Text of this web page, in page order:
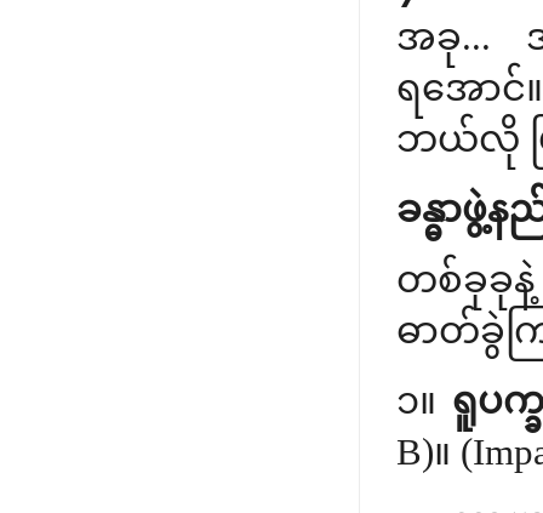
အခု...
ရအော
ဘယ်လို
ခန္ဓာဖွဲ့န
တစ်ခုခုနဲ့
ဓာတ်ခွဲ
၁။ ရူပက္ခ
B)။